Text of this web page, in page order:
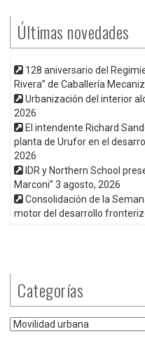
Últimas novedades
128 aniversario del
Rivera” de Caballería
Urbanización del interior
2026
El intendente Richard
planta de Urufor en el
2026
IDR y Northern School
Marconi” 3 agosto, 2026
Consolidación de la
motor del desarrollo
Categorías
Categorías